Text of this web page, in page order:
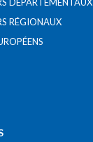
DÉPARTEMENTAUX
RÉGIONAUX